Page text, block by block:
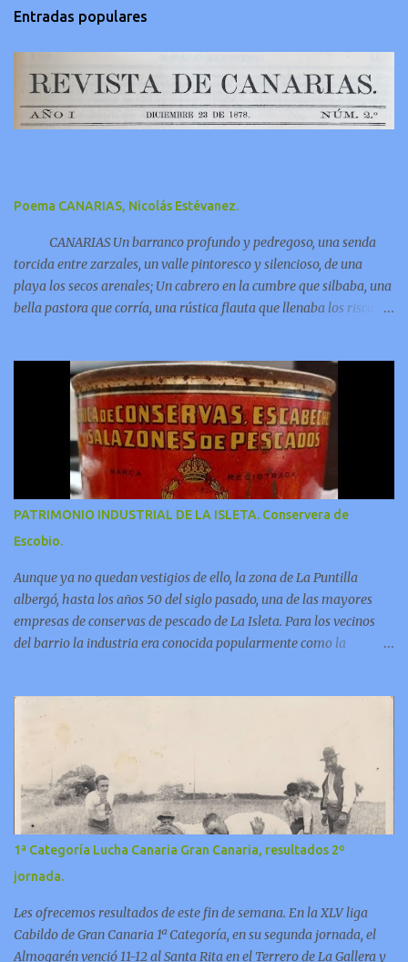
Entradas populares
Poema CANARIAS, Nicolás Estévanez.
CANARIAS Un barranco profundo y pedregoso, una senda
torcida entre zarzales, un valle pintoresco y silencioso, de una
playa los secos arenales; Un cabrero en la cumbre que silbaba, una
bella pastora que corría, una rústica flauta que llenaba los riscos y
PATRIMONIO INDUSTRIAL DE LA ISLETA. Conservera de
Escobio.
Aunque ya no quedan vestigios de ello, la zona de La Puntilla
albergó, hasta los años 50 del siglo pasado, una de las mayores
empresas de conservas de pescado de La Isleta. Para los vecinos
del barrio la industria era conocida popularmente como la
1ª Categoría Lucha Canaria Gran Canaria, resultados 2º
jornada.
Les ofrecemos resultados de este fin de semana. En la XLV liga
Cabildo de Gran Canaria 1ª Categoría, en su segunda jornada, el
Almogarén venció 11-12 al Santa Rita en el Terrero de La Gallera y